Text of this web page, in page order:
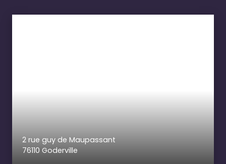
2 rue guy de Maupassant
76110 Goderville